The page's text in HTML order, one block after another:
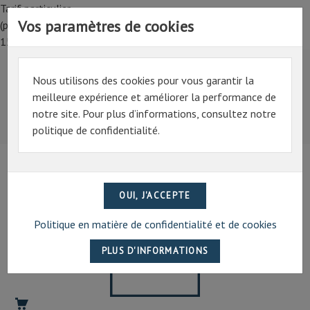
Tarif particulier,
(professionnel, connectez-vous pour bénéficier de la remise de
15%)
Tarif particulier,
(professionnel, connectez-vous pour bénéficier de la
remise de 15%)
07 69 94 13 47
Vos paramètres de cookies
Nous utilisons des cookies pour vous garantir la
meilleure expérience et améliorer la performance de
notre site. Pour plus d’informations, consultez notre
politique de confidentialité.
Politique en matière de confidentialité et de cookies
LUMIÈRES